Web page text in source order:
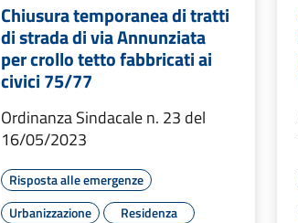
Chiusura temporanea di tratti
di strada di via Annunziata
per crollo tetto fabbricati ai
civici 75/77
Ordinanza Sindacale n. 23 del
16/05/2023
Risposta alle emergenze
Urbanizzazione
Residenza